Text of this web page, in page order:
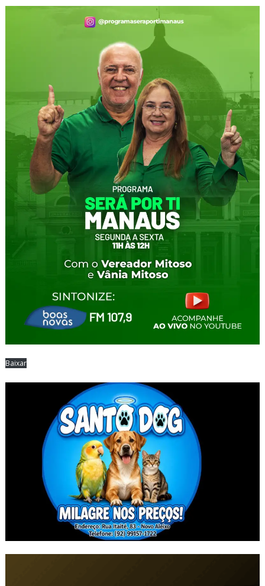
Baixar